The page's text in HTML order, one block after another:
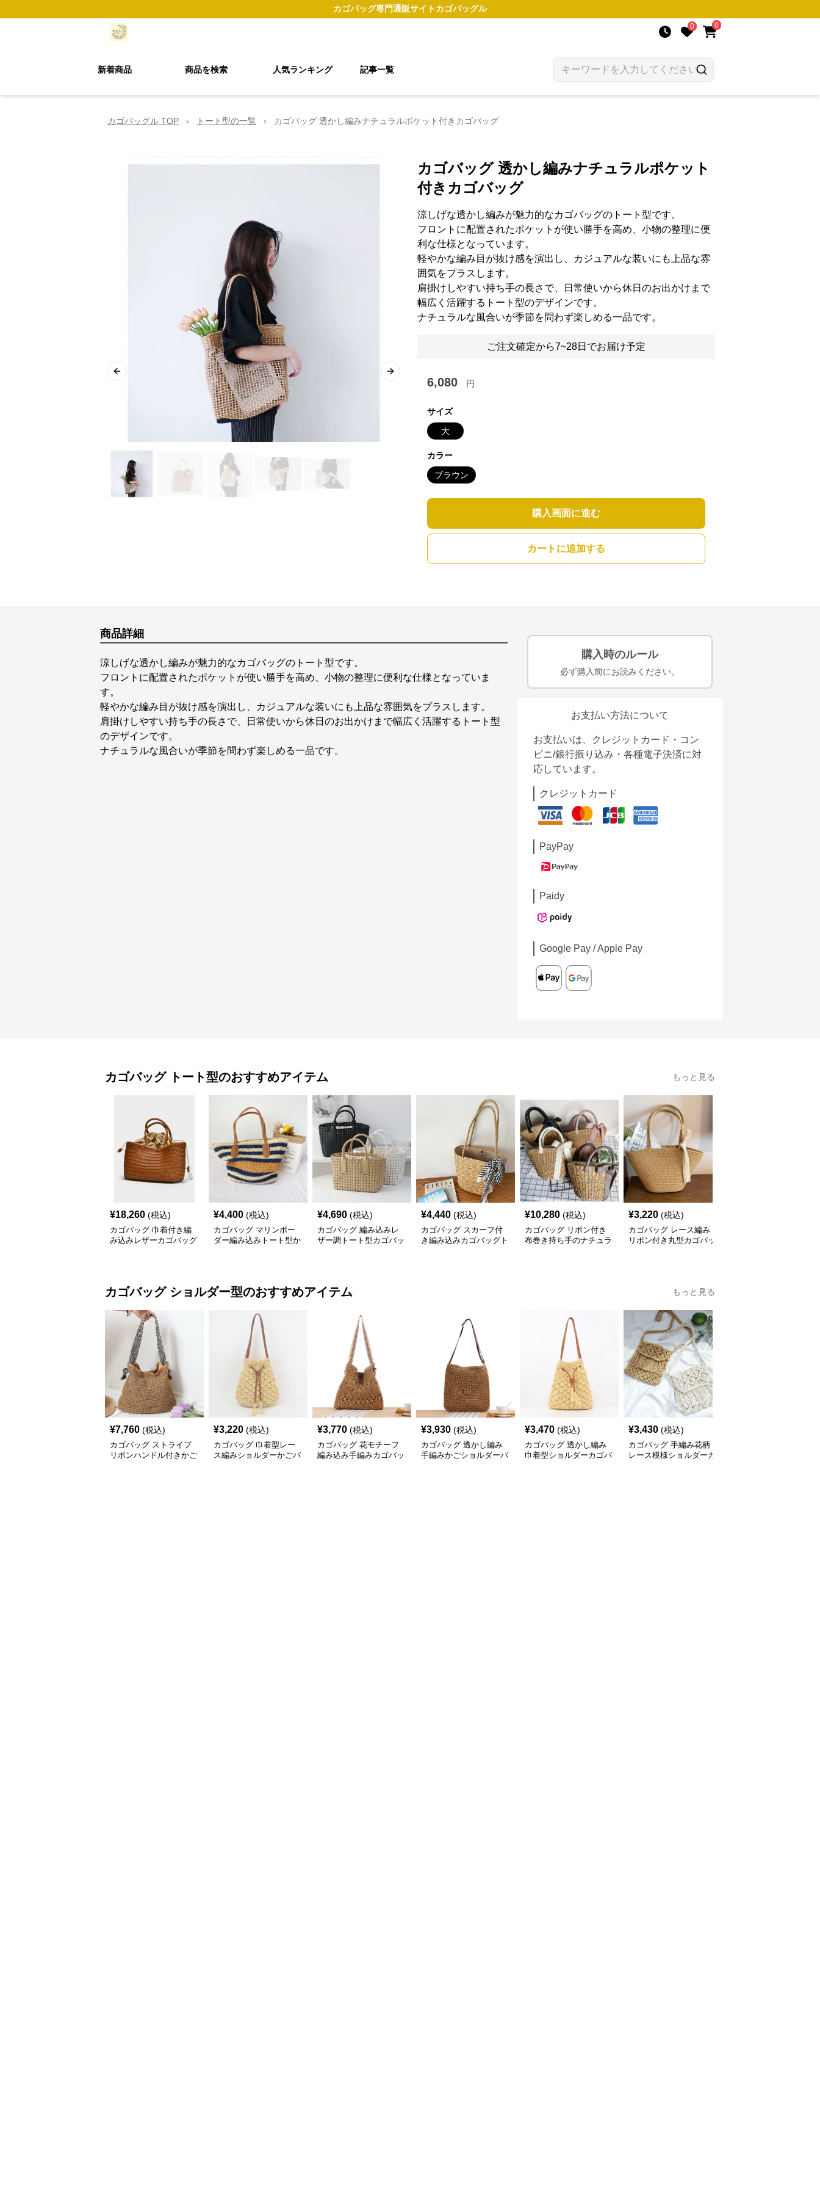
カゴバッグ専門通販サイトカゴバッグル
0 0
新着商品 商品を検索 人気ランキング 記事一覧
カゴバッグル TOP › トート型の一覧 › カゴバッグ 透かし編みナチュラルポケット付きカゴバッグ
Previous slide Next slide
カゴバッグ 透かし編みナチュラルポケット
付きカゴバッグ
涼しげな透かし編みが魅力的なカゴバッグのトート型です。
フロントに配置されたポケットが使い勝手を高め、小物の整理に便
利な仕様となっています。
軽やかな編み目が抜け感を演出し、カジュアルな装いにも上品な雰
囲気をプラスします。
肩掛けしやすい持ち手の長さで、日常使いから休日のお出かけまで
幅広く活躍するトート型のデザインです。
ナチュラルな風合いが季節を問わず楽しめる一品です。
ご注文確定から7~28日でお届け予定
6,080 円
サイズ
大
カラー
ブラウン
購入画面に進む
カートに追加する
商品詳細
涼しげな透かし編みが魅力的なカゴバッグのトート型です。
フロントに配置されたポケットが使い勝手を高め、小物の整理に便利な仕様となっていま
す。
軽やかな編み目が抜け感を演出し、カジュアルな装いにも上品な雰囲気をプラスします。
肩掛けしやすい持ち手の長さで、日常使いから休日のお出かけまで幅広く活躍するトート型
のデザインです。
ナチュラルな風合いが季節を問わず楽しめる一品です。
購入時のルール
必ず購入前にお読みください。
お支払い方法について
お支払いは、クレジットカード・コン
ビニ/銀行振り込み・各種電子決済に対
応しています。
クレジットカード
PayPay
Paidy
Google Pay / Apple Pay
カゴバッグ トート型のおすすめアイテム もっと見る
¥18,260 (税込)
カゴバッグ 巾着付き編
み込みレザーカゴバッグ
¥4,400 (税込)
カゴバッグ マリンボー
ダー編み込みトート型か
¥4,690 (税込)
カゴバッグ 編み込みレ
ザー調トート型カゴバッ
¥4,440 (税込)
カゴバッグ スカーフ付
き編み込みカゴバッグト
¥10,280 (税込)
カゴバッグ リボン付き
布巻き持ち手のナチュラ
¥3,220 (税込)
カゴバッグ レース編み
リボン付き丸型カゴバッ
カゴバッグ ショルダー型のおすすめアイテム もっと見る
¥7,760 (税込)
カゴバッグ ストライプ
リボンハンドル付きかご
¥3,220 (税込)
カゴバッグ 巾着型レー
ス編みショルダーかごバ
¥3,770 (税込)
カゴバッグ 花モチーフ
編み込み手編みカゴバッ
¥3,930 (税込)
カゴバッグ 透かし編み
手編みかごショルダーバ
¥3,470 (税込)
カゴバッグ 透かし編み
巾着型ショルダーカゴバ
¥3,430 (税込)
カゴバッグ 手編み花柄
レース模様ショルダーカ